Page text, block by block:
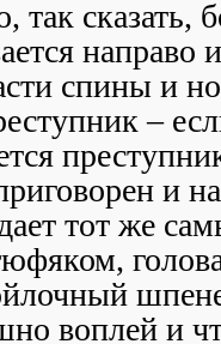
так сказать,
направо
спины и
–
и
тот же
воплей и